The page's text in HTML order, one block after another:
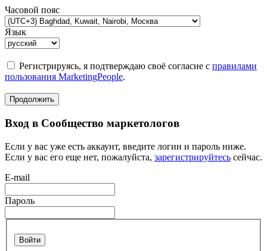
Часовой пояс
Язык
Регистрируясь, я подтверждаю своё согласие с правилами
пользования MarketingPeople.
Продолжить
Вход в Сообщество маркетологов
Если у вас уже есть аккаунт, введите логин и пароль ниже.
Если у вас его еще нет, пожалуйста, зарегистрируйтесь сейчас.
E-mail
Пароль
Войти